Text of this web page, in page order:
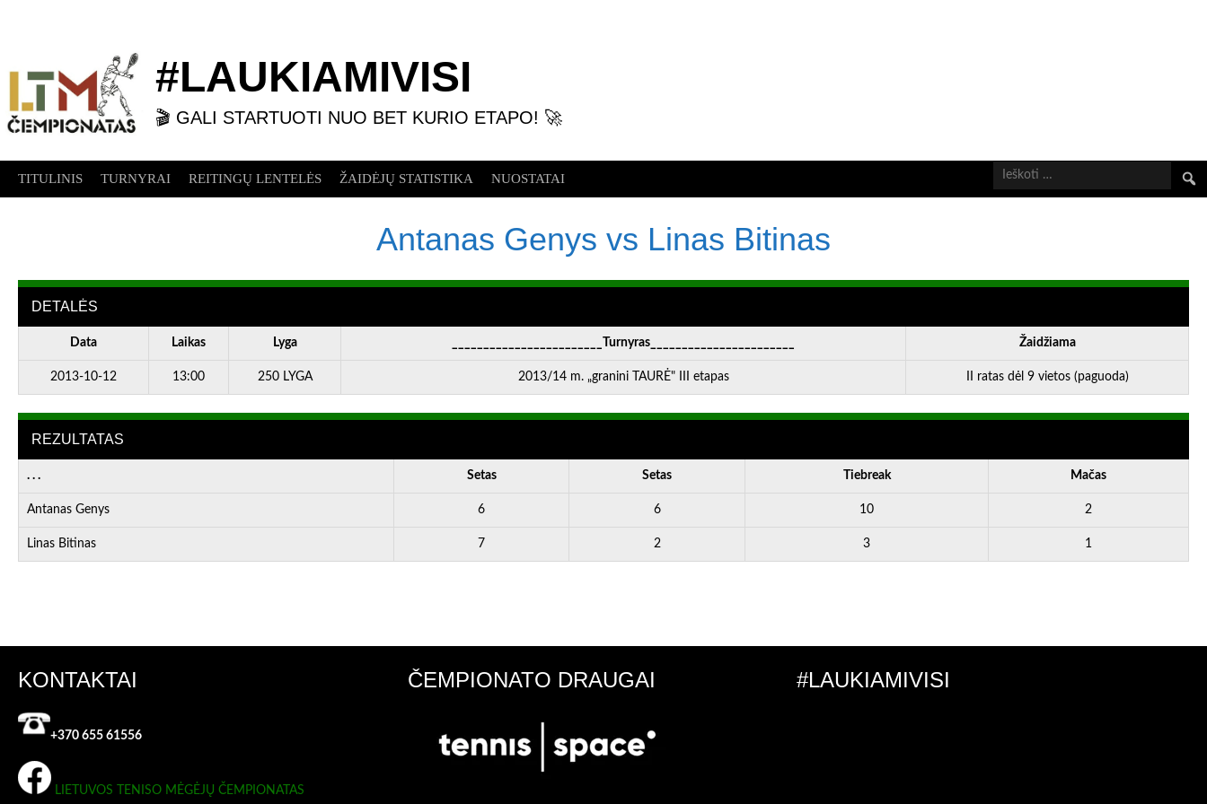
#LAUKIAMIVISI
🎬 GALI STARTUOTI NUO BET KURIO ETAPO! 🚀
TITULINIS TURNYRAI REITINGŲ LENTELĖS ŽAIDĖJŲ STATISTIKA NUOSTATAI
Antanas Genys vs Linas Bitinas
DETALĖS
Data Laikas Lyga ________________________Turnyras_______________________ Žaidžiama
2013-10-12 13:00 250 LYGA 2013/14 m. „granini TAURĖ" III etapas II ratas dėl 9 vietos (paguoda)
REZULTATAS
. . . Setas Setas Tiebreak Mačas
Antanas Genys 6 6 10 2
Linas Bitinas 7 2 3 1
KONTAKTAI
+370 655 61556
LIETUVOS TENISO MĖGĖJŲ ČEMPIONATAS
ČEMPIONATO DRAUGAI #LAUKIAMIVISI